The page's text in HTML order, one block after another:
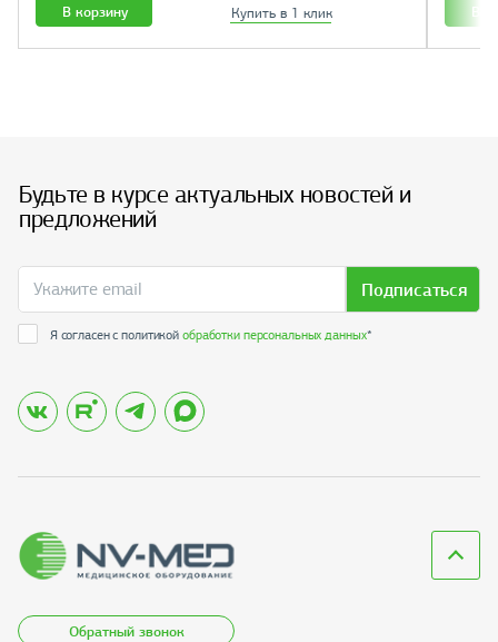
В корзину Купить в 1 клик В
Будьте в курсе актуальных новостей и
предложений
Подписаться
Я согласен с политикойобработки персональных данных*
Обратный звонок